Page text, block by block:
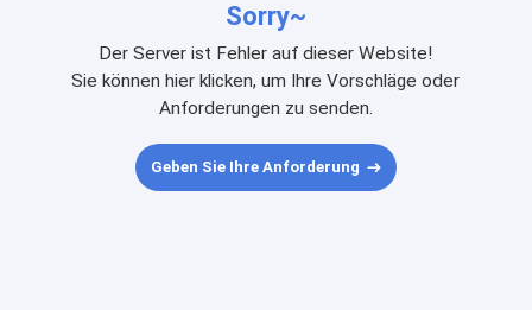
Sorry~
Der Server ist Fehler auf dieser Website!
Sie können hier klicken, um Ihre Vorschläge oder
Anforderungen zu senden.
Geben Sie Ihre Anforderung